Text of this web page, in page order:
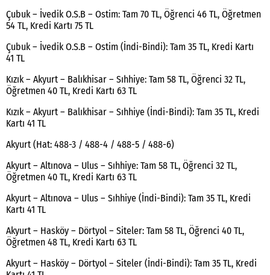
Çubuk – İvedik O.S.B – Ostim: Tam 70 TL, Öğrenci 46 TL, Öğretmen
54 TL, Kredi Kartı 75 TL
Çubuk – İvedik O.S.B – Ostim (İndi-Bindi): Tam 35 TL, Kredi Kartı
41 TL
Kızık – Akyurt – Balıkhisar – Sıhhiye: Tam 58 TL, Öğrenci 32 TL,
Öğretmen 40 TL, Kredi Kartı 63 TL
Kızık – Akyurt – Balıkhisar – Sıhhiye (İndi-Bindi): Tam 35 TL, Kredi
Kartı 41 TL
Akyurt (Hat: 488-3 / 488-4 / 488-5 / 488-6)
Akyurt – Altınova – Ulus – Sıhhiye: Tam 58 TL, Öğrenci 32 TL,
Öğretmen 40 TL, Kredi Kartı 63 TL
Akyurt – Altınova – Ulus – Sıhhiye (İndi-Bindi): Tam 35 TL, Kredi
Kartı 41 TL
Akyurt – Hasköy – Dörtyol – Siteler: Tam 58 TL, Öğrenci 40 TL,
Öğretmen 48 TL, Kredi Kartı 63 TL
Akyurt – Hasköy – Dörtyol – Siteler (İndi-Bindi): Tam 35 TL, Kredi